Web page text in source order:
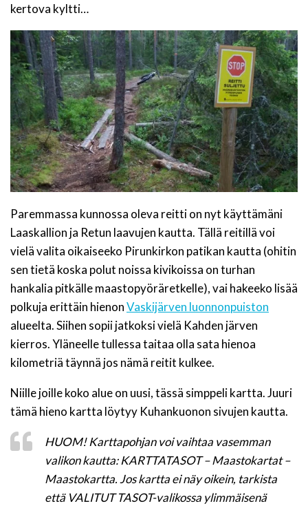
kertova kyltti…
Paremmassa kunnossa oleva reitti on nyt käyttämäni
Laaskallion ja Retun laavujen kautta. Tällä reitillä voi
vielä valita oikaiseeko Pirunkirkon patikan kautta (ohitin
sen tietä koska polut noissa kivikoissa on turhan
hankalia pitkälle maastopyöräretkelle), vai hakeeko lisää
polkuja erittäin hienonVaskijärven luonnonpuiston
alueelta. Siihen sopii jatkoksi vielä Kahden järven
kierros. Yläneelle tullessa taitaa olla sata hienoa
kilometriä täynnä jos nämä reitit kulkee.
Niille joille koko alue on uusi, tässä simppeli kartta. Juuri
tämä hieno kartta löytyy Kuhankuonon sivujen kautta.
HUOM! Karttapohjan voi vaihtaa vasemman
valikon kautta: KARTTATASOT – Maastokartat –
Maastokartta. Jos kartta ei näy oikein, tarkista
että VALITUT TASOT-valikossa ylimmäisenä